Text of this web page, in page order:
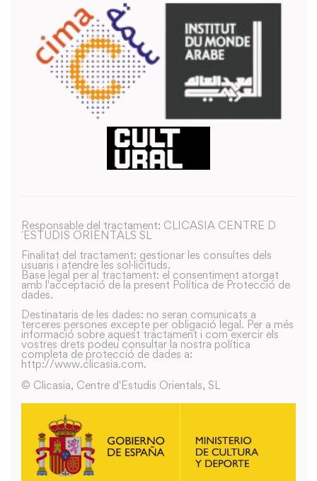
Responsable del tractament: CLICASIA CENTRE D
´ESTUDIS ORIENTALS SL
Finalitat del tractament: gestionar les consultes dels
usuaris i atendre les sol·licituds.
Base legal per al tractament: el consentiment atorgat
amb l'acceptació de la present Política de Protecció de
dades.
Destinataris de les dades: no seran comunicats a
terceres persones excepte per obligació legal. Per a més
informació sobre aquest tractament i com exercir els
vostres drets podeu consultar la nostra política
completa de protecció de dades a:
http://www.clicasia.com.
© Clicasia, Centre d'Estudis Orientals, SL